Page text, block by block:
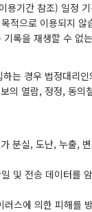
용기간 참조) 일정
적으로 이용되지 않
록을 재생할 수 없
는 경우 법정대리
의 열람, 정정, 동
분실, 도난, 누출,
및 전송 데이터를
스에 의한 피해를